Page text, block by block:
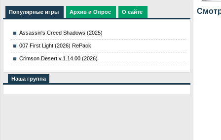
Популярные игры Архив и Опрос О сайте
Assassin's Creed Shadows (2025)
007 First Light (2026) RePack
Crimson Desert v.1.14.00 (2026)
Наша группа